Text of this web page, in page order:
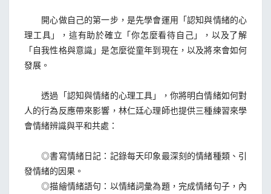
開心做自己的第一步，是先學會運用「認知與情緒的心
理工具」，這有助於確立「你怎麼看待自己」，以及了解
「自我性格與意識」是怎麼從童年到現在，以及將來會如何
發展。
透過「認知與情緒的心理工具」，你將明白情緒如何對
人的行為反應帶來影響，林仁廷心理師也提供三種練習來學
會情緒辨識與平和共處：
◎書寫情緒日記：記錄每天印象最深刻的情緒種類、引
發情緒的因果。
◎描繪情緒語句：以情緒詞彙為題，完成情緒句子，內